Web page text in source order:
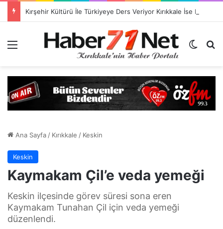
Dış
Ana Sayfa/ Kırıkkale / Keskin
Keskin
Kaymakam Çil’e veda yemeği
Keskin ilçesinde görev süresi sona eren
Kaymakam Tunahan Çil için veda yemeği
düzenlendi.